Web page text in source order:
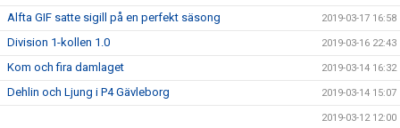
Alfta GIF satte sigill på en perfekt säsong 2019-03-17 16:58
Division 1-kollen 1.0 2019-03-16 22:43
Kom och fira damlaget 2019-03-14 16:32
Dehlin och Ljung i P4 Gävleborg 2019-03-14 15:07
2019-03-12 12:00